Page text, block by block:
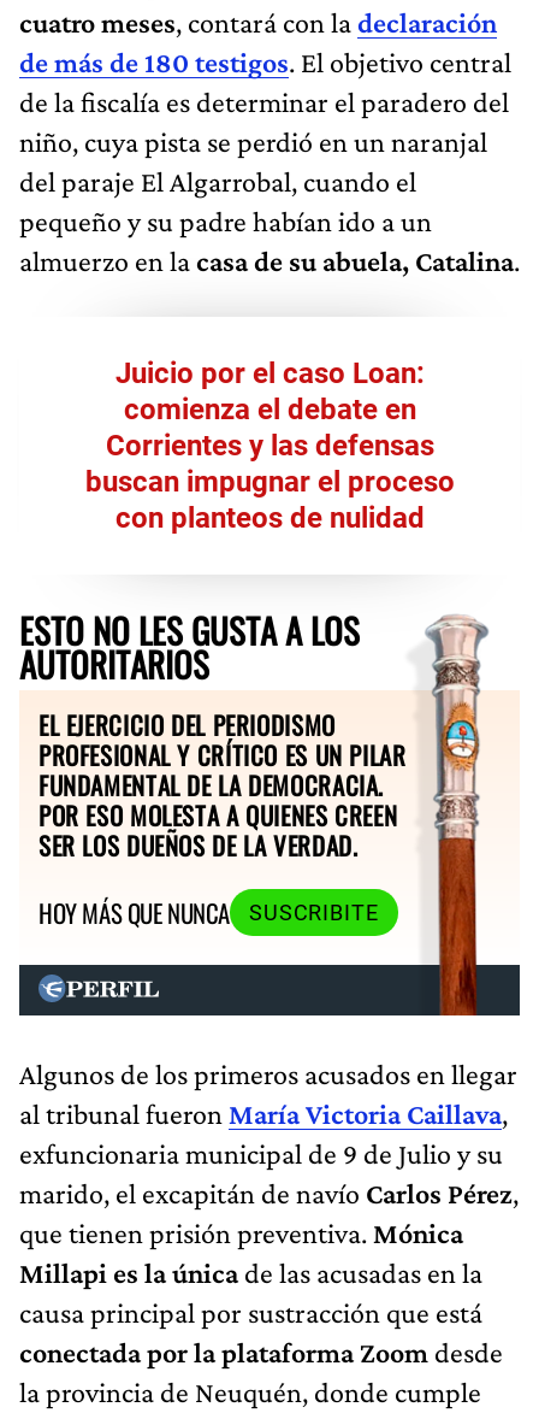
cuatro meses, contará con ladeclaración
de más de 180 testigos. El objetivo central
de la fiscalía es determinar el paradero del
niño, cuya pista se perdió en un naranjal
del paraje El Algarrobal, cuando el
pequeño y su padre habían ido a un
almuerzo en lacasa de su abuela, Catalina.
Juicio por el caso Loan:
comienza el debate en
Corrientes y las defensas
buscan impugnar el proceso
con planteos de nulidad
ESTO NO LES GUSTA A LOS
AUTORITARIOS
EL EJERCICIO DEL PERIODISMO
PROFESIONAL Y CRÍTICO ES UN PILAR
FUNDAMENTAL DE LA DEMOCRACIA.
POR ESO MOLESTA A QUIENES CREEN
SER LOS DUEÑOS DE LA VERDAD.
HOY MÁS QUE NUNCA
SUSCRIBITE
Algunos de los primeros acusados en llegar
al tribunal fueron María Victoria Caillava,
exfuncionaria municipal de 9 de Julio y su
marido, el excapitán de navío Carlos Pérez,
que tienen prisión preventiva. Mónica
Millapi es la únicade las acusadas en la
causa principal por sustracción que está
conectada por la plataforma Zoom desde
la provincia de Neuquén, donde cumple